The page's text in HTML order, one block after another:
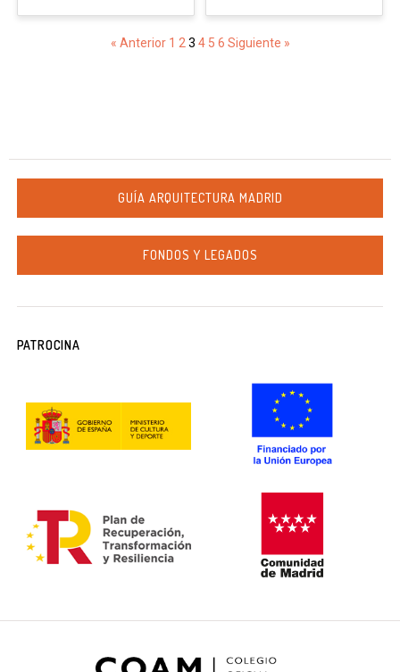
« Anterior 1 2 3 4 5 6 Siguiente »
GUÍA ARQUITECTURA MADRID
FONDOS Y LEGADOS
PATROCINA